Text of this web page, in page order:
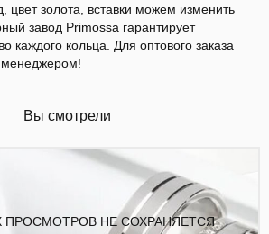
цвет золота, вставки можем изменить
завод Primossa гарантирует
каждого кольца. Для оптового заказа
Вы смотрели
ПРОСМОТРОВ НЕ СОХРАНЯЕТСЯ